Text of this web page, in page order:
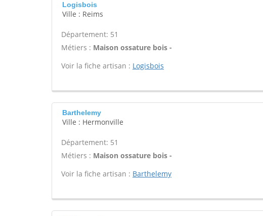
Logisbois
Ville : Reims
Département: 51
Métiers : Maison ossature bois -
Voir la fiche artisan : Logisbois
Barthelemy
Ville : Hermonville
Département: 51
Métiers : Maison ossature bois -
Voir la fiche artisan : Barthelemy